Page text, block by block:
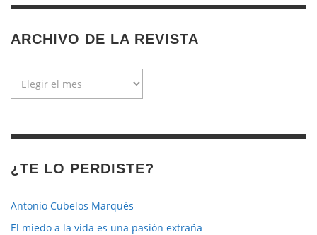
ARCHIVO DE LA REVISTA
¿TE LO PERDISTE?
Antonio Cubelos Marqués
El miedo a la vida es una pasión extraña